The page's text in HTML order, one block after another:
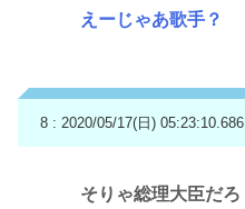
えーじゃあ歌手？
8 : 2020/05/17(日) 05:23:10.686
そりゃ総理大臣だろ